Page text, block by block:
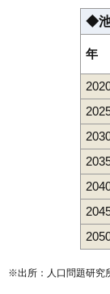
◆池
年
※出所：人口問題研究